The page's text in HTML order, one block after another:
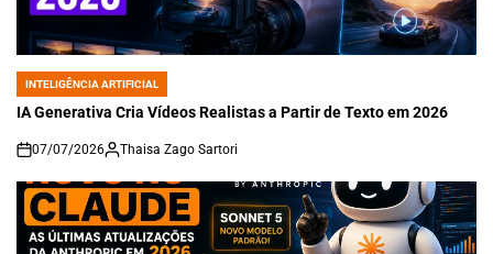
POSTED
IN
INTELIGÊNCIA ARTIFICIAL
IA Generativa Cria Vídeos Realistas a Partir de Texto em 2026
on
07/07/2026 Thaisa Zago Sartori